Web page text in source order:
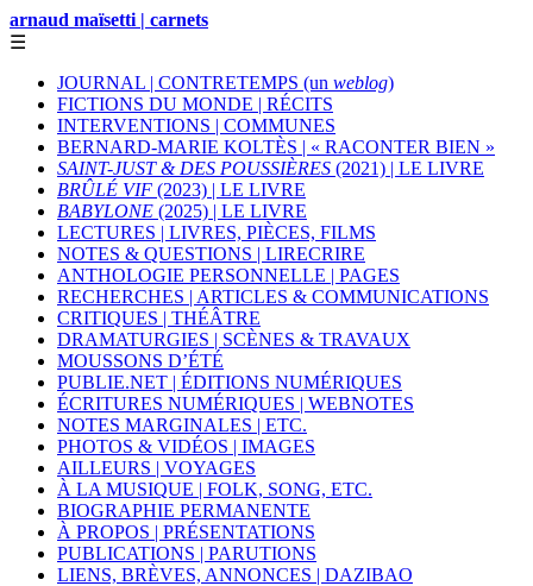
arnaud maïsetti | carnets
☰
JOURNAL | CONTRETEMPS (un weblog)
FICTIONS DU MONDE | RÉCITS
INTERVENTIONS | COMMUNES
BERNARD-MARIE KOLTÈS | « RACONTER BIEN »
SAINT-JUST & DES POUSSIÈRES (2021) | LE LIVRE
BRÛLÉ VIF (2023) | LE LIVRE
BABYLONE (2025) | LE LIVRE
LECTURES | LIVRES, PIÈCES, FILMS
NOTES & QUESTIONS | LIRECRIRE
ANTHOLOGIE PERSONNELLE | PAGES
RECHERCHES | ARTICLES & COMMUNICATIONS
CRITIQUES | THÉÂTRE
DRAMATURGIES | SCÈNES & TRAVAUX
MOUSSONS D’ÉTÉ
PUBLIE.NET | ÉDITIONS NUMÉRIQUES
ÉCRITURES NUMÉRIQUES | WEBNOTES
NOTES MARGINALES | ETC.
PHOTOS & VIDÉOS | IMAGES
AILLEURS | VOYAGES
À LA MUSIQUE | FOLK, SONG, ETC.
BIOGRAPHIE PERMANENTE
À PROPOS | PRÉSENTATIONS
PUBLICATIONS | PARUTIONS
LIENS, BRÈVES, ANNONCES | DAZIBAO